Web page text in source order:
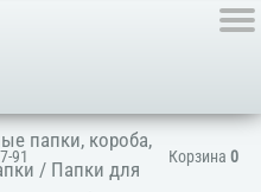
Корзина 0
91
папки, короба,
/ Папки для